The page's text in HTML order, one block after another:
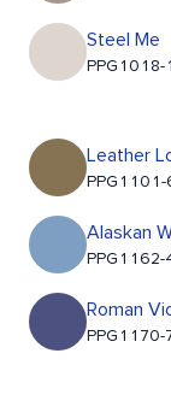
Steel Me
PPG1018-1
Leather
PPG1101-
Alaskan
PPG1162-
Roman
PPG1170-